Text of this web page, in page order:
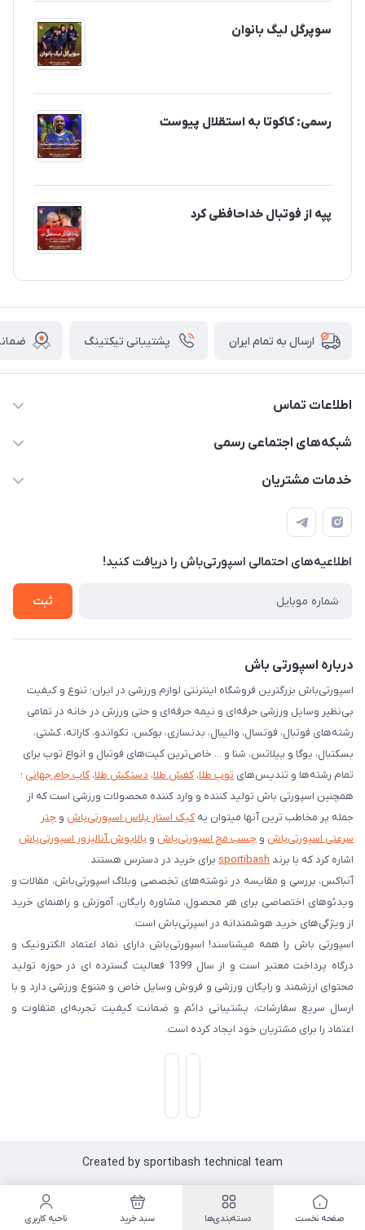
سوپرگل لیگ بانوان
رسمی: کاکوتا به استقلال پیوست
پپه از فوتبال خداحافظی کرد
ارسال به تمام ایران پشتیبانی تیکتینگ
اطلاعات تماس
15 13 222 0900
شبکه‌های اجتماعی رسمی
کانال آپارات
خدمات مشتریان
درخواست پشتیبانی جدید
مشاهده لیست تیکت‌ها
لیست کد رهگیری پستی
شرایط بازگردانی کالا
اطلاعیه‌های احتمالی اسپورتی‌باش را دریافت کنید!
ثبت
درباره اسپورتی باش
اسپورتی‌باش بزرگترین فروشگاه اینترنتی لوازم ورزشی در ایران؛ تنوع و کیفیت
بی‌نظیر وسایل ورزشی حرفه‌ای و نیمه حرفه‌ای و حتی ورزش در خانه در تمامی
رشته‌های فوتبال، فوتسال، والیبال، بدنسازی، بوکس، تکواندو، کاراته، کشتی،
بسکتبال، یوگا و پیلاتس، شنا و ... خاص‌ترین کیت‌های فوتبال و انواع توپ برای
تمام رشته‌ها و تندیس‌های توپ طلا، کفش طلا، دستکش طلا، کاپ جام جهانی ؛
همچنین اسپورتی باش تولید کننده و وارد کننده محصولات ورزشی است که از
جمله پر مخاطب ترین آنها میتوان به کیک استار پلاس اسپورتی‌باش و چتر
سرعتی اسپورتی‌باش و چسب مچ اسپورتی‌باش و بالاپوش آنالیزور اسپورتی‌باش
اشاره کرد که با برند sportibash برای خرید در دسترس هستند.
آنباکس، بررسی‌ و مقایسه در نوشته‌های تخصصی وبلاگ اسپورتی‌باش، مقالات و
ویدئوهای اختصاصی برای هر محصول، مشاوره رایگان، آموزش و راهنمای خرید
از ویژگی‌های خرید هوشمندانه در اسپرتی‌باش است.
اسپورتی‌ باش را همه میشناسند! اسپورتی‌باش دارای نماد اعتماد الکترونیک و
درگاه پرداخت معتبر است و از سال 1399 فعالیت گسترده ای در حوزه تولید
محتوای ارزشمند و رایگان ورزشی و فروش وسایل خاص و متنوع ورزشی دارد و با
ارسال سریع سفارشات، پشتیبانی دائم و ضمانت کیفیت تجربه‌ای متفاوت و
اعتماد را برای مشتریان خود ایجاد کرده است.
Created by sportibash technical team
صفحه نخست دسته‌بندی‌ها سبد خرید ناحیه کاربری